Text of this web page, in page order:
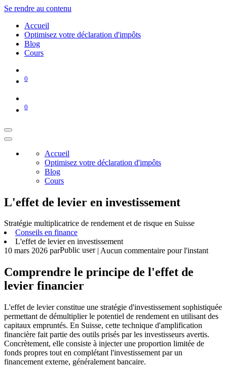
Se rendre au contenu
Accueil
Optimisez votre déclaration d'impôts
Blog
Cours
0
0
Accueil
Optimisez votre déclaration d'impôts
Blog
Cours
L'effet de levier en investissement
Stratégie multiplicatrice de rendement et de risque en Suisse
Conseils en finance
L'effet de levier en investissement
10 mars 2026 parPublic user | Aucun commentaire pour l'instant
Comprendre le principe de l'effet de
levier financier
L'effet de levier constitue une stratégie d'investissement sophistiquée
permettant de démultiplier le potentiel de rendement en utilisant des
capitaux empruntés. En Suisse, cette technique d'amplification
financière fait partie des outils prisés par les investisseurs avertis.
Concrètement, elle consiste à injecter une proportion limitée de
fonds propres tout en complétant l'investissement par un
financement externe, généralement bancaire.